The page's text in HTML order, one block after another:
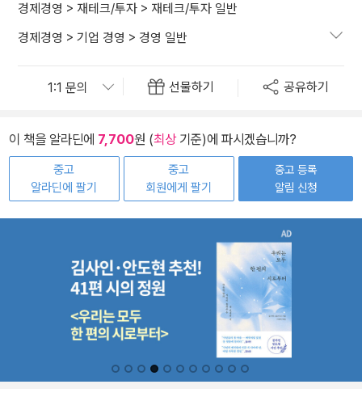
경제경영 > 재테크/투자 > 재테크/투자 일반
경제경영 > 기업 경영 > 경영 일반
선물하기 공유하기
이 책을 알라딘에 7,700원 (최상기준)에 파시겠습니까?
중고
알라딘에 팔기
중고
회원에게 팔기
중고 등록
알림 신청